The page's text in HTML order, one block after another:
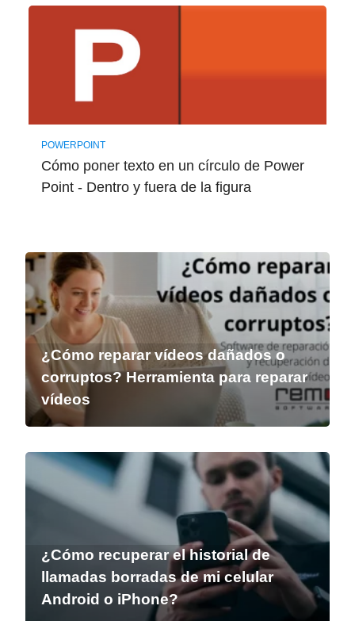
POWERPOINT
Cómo poner texto en un círculo de Power
Point - Dentro y fuera de la figura
¿Cómo reparar vídeos dañados o
corruptos? Herramienta para reparar
vídeos
¿Cómo recuperar el historial de
llamadas borradas de mi celular
Android o iPhone?